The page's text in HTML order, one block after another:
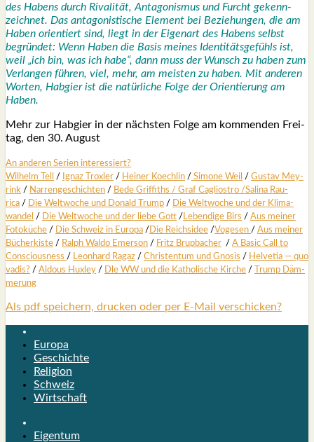
des Habens durch Riva­li­tät, Ant­ago­nis­mus und Furcht gekenn­
zeich­net. Das ant­ago­nis­ti­sche Ele­ment bei Bezie­hun­gen, die am
Haben ori­en­tiert sind, liegt in der Eigen­art des Habens selbst
begrün­det: Wenn Haben die Basis mei­nes Iden­ti­täts­ge­fühls ist,
weil „ich bin, was ich habe“, dann muss der Wunsch zu haben zum
Ver­lan­gen füh­ren, viel, mehr, am meis­ten zu haben. Mit ande­ren
Wor­ten, Hab­gier ist die natür­li­che Fol­ge der Ori­en­tie­rung am
Haben.
Mehr zur Hab­gier in der nächs­ten Fol­ge am kom­men­den Frei­
tag, den 30. August
An ande­ren Seri­en inter­es­siert?
Wil­helm Tell
/ Ignaz Trox­ler / Hei­ner Koech­lin / Simo­ne Weil / Gus­tav Mey­
rink / Nar­ren­ge­schich­ten / Bede Grif­fiths / Graf Cagli­os­tro /Sali­na Rau­
rica / Die Welt­wo­che und Donald Trump / Die Welt­wo­che und der Kli­ma­
wan­del / Die Welt­wo­che und der lie­be Gott /Leben­di­ge Birs / Aus mei­ner
Foto­kü­che / Die Schweiz in Euro­pa /Die Reichs­idee /Voge­sen / Aus mei­ner
Bücher­kis­te / Ralph Wal­do Emer­son / Fritz Brup­ba­cher / A Basic Call to
Con­scious­ness / Leon­hard Ragaz / Chris­ten­tum und Gno­sis / Hel­ve­tia — quo
vadis? / Aldous Hux­ley / Dle WW und die Katho­li­sche Kir­che / Trump Däm­
me­rung
Als pdf speichern, drucken oder per E-Mail verschicken?
Europa
Geschichte
Religion
Schweiz
Wirtschaft
Eigentum